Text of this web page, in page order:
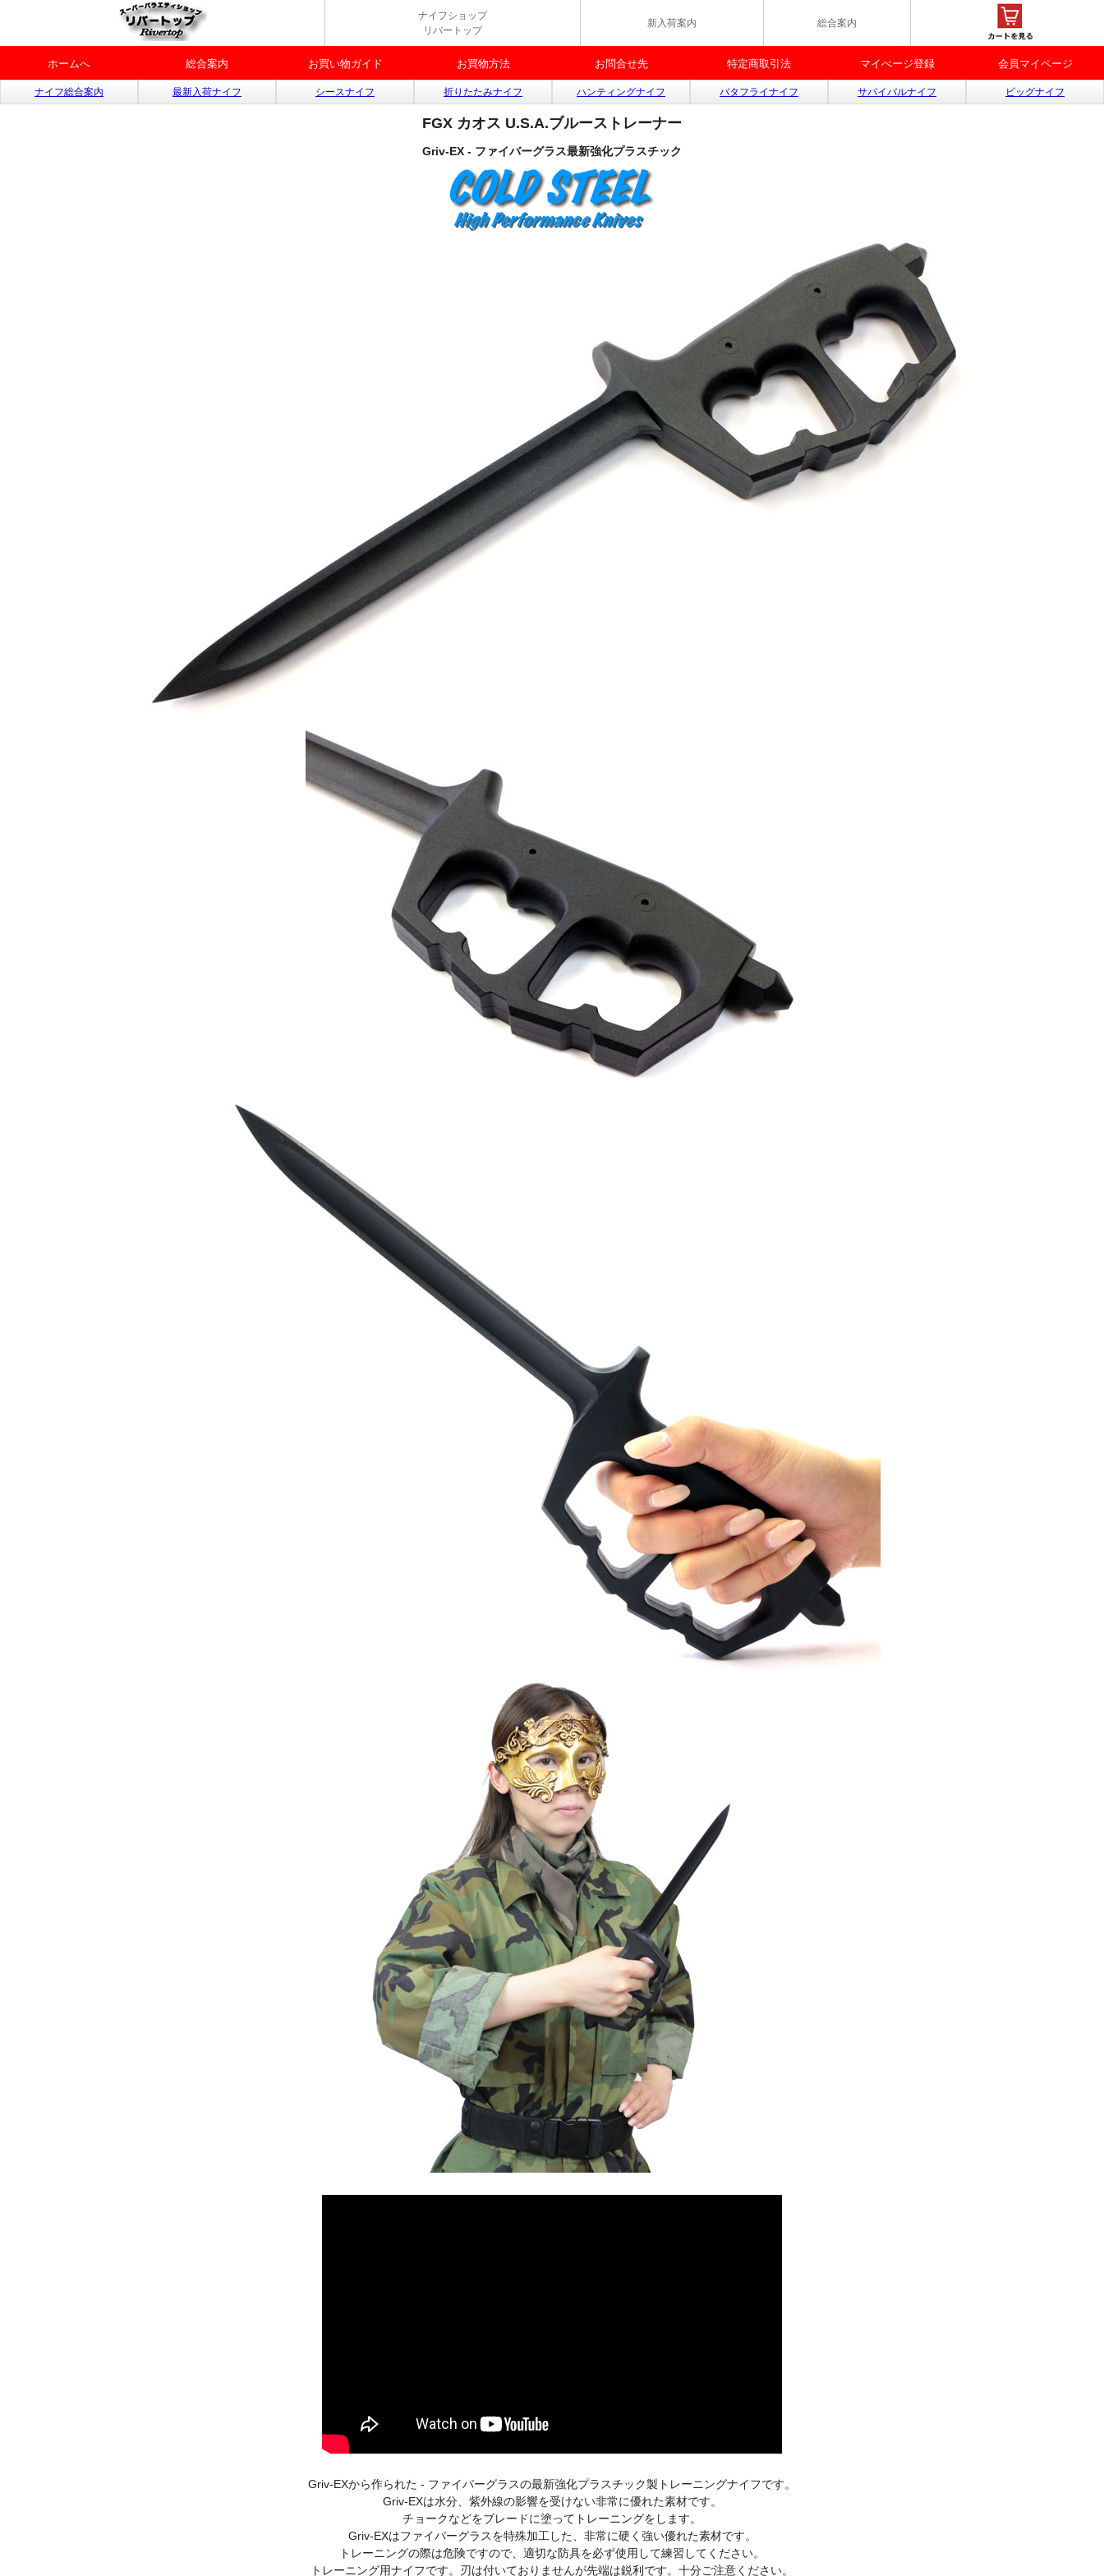
ナイフショップ
リバートップ
新入荷案内 総合案内
ホームへ 総合案内 お買い物ガイド お買物方法 お問合せ先 特定商取引法 マイぺージ登録 会員マイページ
ナイフ総合案内 最新入荷ナイフ シースナイフ 折りたたみナイフ ハンティングナイフ バタフライナイフ サバイバルナイフ ビッグナイフ
FGX カオス U.S.A.ブルーストレーナー
Griv-EX - ファイバーグラス最新強化プラスチック
Griv-EXから作られた - ファイバーグラスの最新強化プラスチック製トレーニングナイフです。
Griv-EXは水分、紫外線の影響を受けない非常に優れた素材です。
チョークなどをブレードに塗ってトレーニングをします。
Griv-EXはファイバーグラスを特殊加工した、非常に硬く強い優れた素材です。
トレーニングの際は危険ですので、適切な防具を必ず使用して練習してください。
トレーニング用ナイフです。刃は付いておりませんが先端は鋭利です。十分ご注意ください。